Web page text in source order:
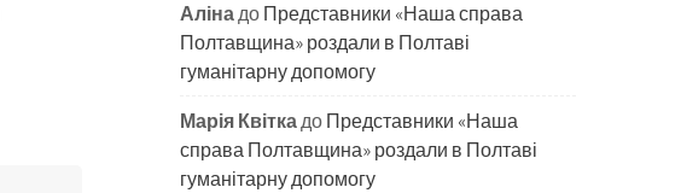
АлінадоПредставники «Наша справа
Полтавщина» роздали в Полтаві
гуманітарну допомогу
Марія КвіткадоПредставники «Наша
справа Полтавщина» роздали в Полтаві
гуманітарну допомогу